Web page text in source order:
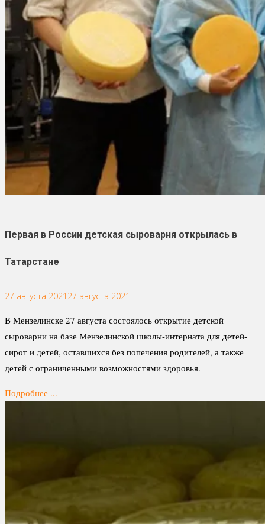
Первая в России детская сыроварня открылась в
Татарстане
27 августа 2021 27 августа 2021
В Мензелинске 27 августа состоялось открытие детской
сыроварни на базе Мензелинской школы-интерната для детей-
сирот и детей, оставшихся без попечения родителей, а также
детей с ограниченными возможностями здоровья.
Подробнее ...